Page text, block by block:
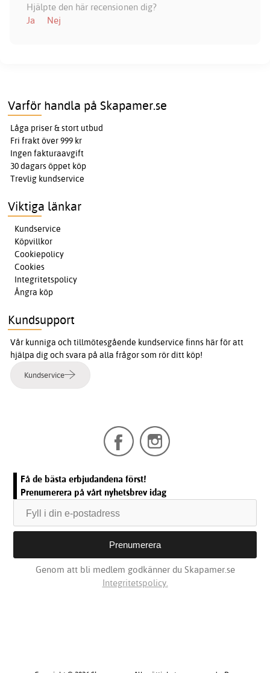
Hjälpte den här recensionen dig?
Ja
Nej
Varför handla på Skapamer.se
Låga priser & stort utbud
Fri frakt över 999 kr
Ingen fakturaavgift
30 dagars öppet köp
Trevlig kundservice
Viktiga länkar
Kundservice
Köpvillkor
Cookiepolicy
Cookies
Integritetspolicy
Ångra köp
Kundsupport
Vår kunniga och tillmötesgående kundservice finns här för att
hjälpa dig och svara på alla frågor som rör ditt köp!
Kundservice
Få de bästa erbjudandena först!
Prenumerera på vårt nyhetsbrev idag
Genom att bli medlem godkänner du Skapamer.se
Integritetspolicy.